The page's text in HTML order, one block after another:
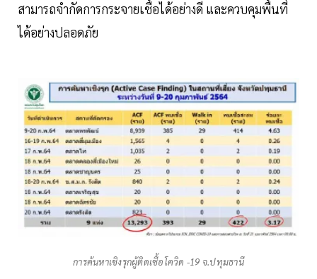
สามารถจำกัดการกระจายเชื้อได้อย่างดี และควบคุมพื้นที่
ได้อย่างปลอดภัย
การค้นหาเชิงรุกผู้ติดเชื้อโควิด -19 จ.ปทุมธานี